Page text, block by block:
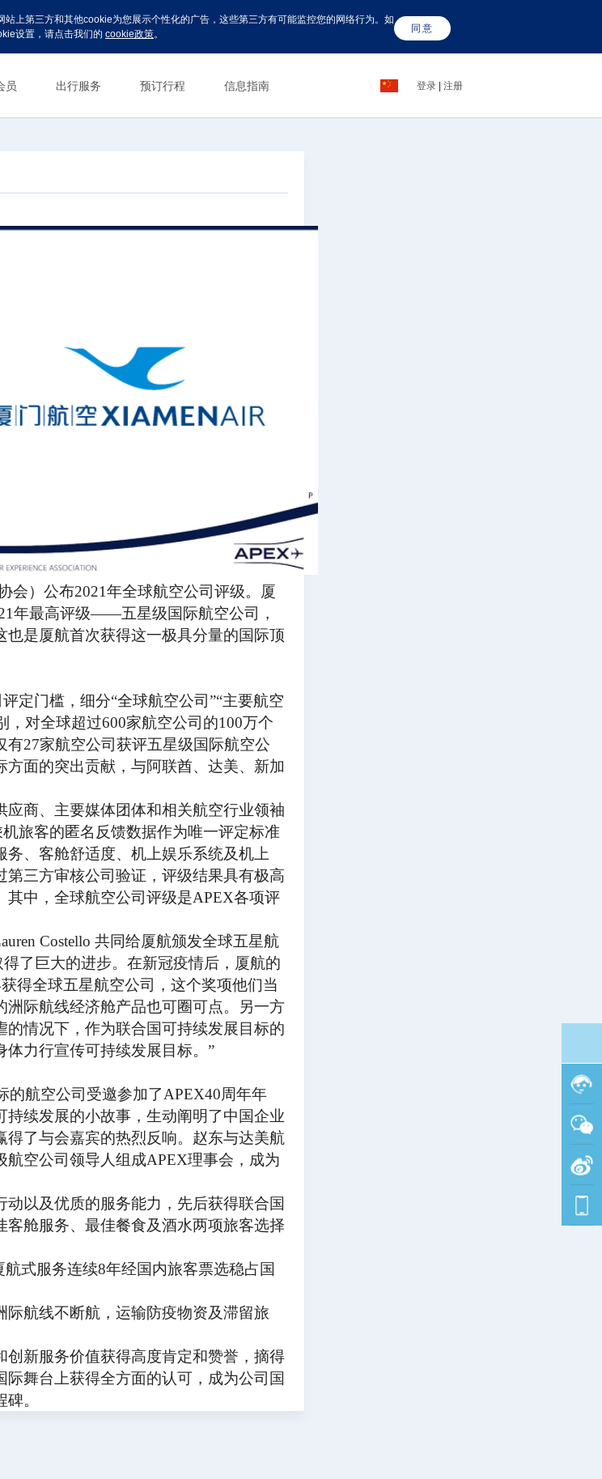
上第三方和其他cookie为您展示个性化的广告，这些第三方有可能监控您的网络行为。如
设置，请点击我们的 cookie政策。
同意
员 出行服务 预订行程 信息指南 登录 注册
会）公布2021年全球航空公司评级。厦
年最高评级——五星级国际航空公司，
是厦航首次获得这一极具分量的国际顶
定门槛，细分“全球航空公司”“主要航空
，对全球超过600家航空公司的100万个
27家航空公司获评五星级国际航空公
面的突出贡献，与阿联酋、达美、新加
商、主要媒体团体和相关航空行业领袖
旅客的匿名反馈数据作为唯一评定标准
、客舱舒适度、机上娱乐系统及机上
三方审核公司验证，评级结果具有极高
中，全球航空公司评级是APEX各项评
Costello 共同给厦航颁发全球五星航
了巨大的进步。在新冠疫情后，厦航的
得全球五星航空公司，这个奖项他们当
际航线经济舱产品也可圈可点。另一方
情况下，作为联合国可持续发展目标的
力行宣传可持续发展目标。”
航空公司受邀参加了APEX40周年年
续发展的小故事，生动阐明了中国企业
了与会嘉宾的热烈反响。赵东与达美航
空公司领导人组成APEX理事会，成为
以及优质的服务能力，先后获得联合国
舱服务、最佳餐食及酒水两项旅客选择
航式服务连续8年经国内旅客票选稳占国
航线不断航，运输防疫物资及滞留旅
新服务价值获得高度肯定和赞誉，摘得
舞台上获得全方面的认可，成为公司国
。